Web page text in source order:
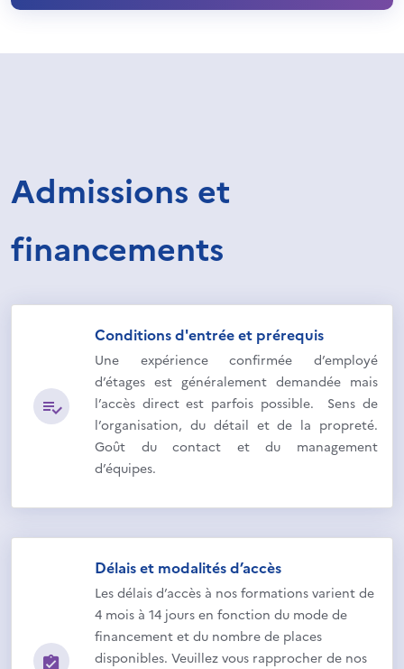
Admissions et
financements
Conditions d'entrée et prérequis
Une expérience confirmée d’employé
d’étages est généralement demandée mais
l’accès direct est parfois possible. Sens de
l’organisation, du détail et de la propreté.
Goût du contact et du management
d’équipes.
Délais et modalités d’accès
Les délais d’accès à nos formations varient de
4 mois à 14 jours en fonction du mode de
financement et du nombre de places
disponibles. Veuillez vous rapprocher de nos